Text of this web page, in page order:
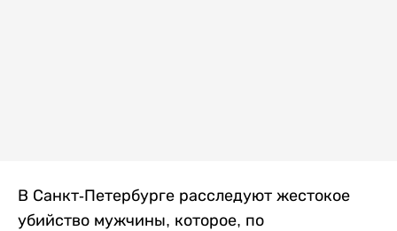
В Санкт-Петербурге расследуют жестокое
убийство мужчины, которое, по